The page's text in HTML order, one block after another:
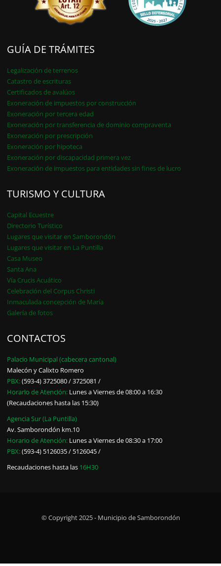
GUÍA DE TRÁMITES
Legalización de terrenos
Catastro de escrituras
Certificados de avalúos
Exoneración de impuestos por construcción
Exoneración por tercera edad
Exoneración por transferencia de dominio compraventa
Exoneración por prescripción
Exoneración por hipoteca
Exoneración por discapacidad primera vez
Exoneración de impuestos para entidades sin fines de lucro
TURISMO Y CULTURA
Capital Ecuestre
Directorio Turístico
Lugares que visitar en Samborondón
Lugares que visitar en La Puntilla
Casa Museo
Santa Ana
Vía Crucis Acuático
Celebración del Corpus Christi
Inmaculada concepción de María
Galería de fotos
CONTACTOS
Palacio Municipal (cabecera cantonal)
Malecón y Calixto Romero
PBX:(593-4) 3725080 / 3725081 /
Horario de Atención: Lunes a Viernes de 08:00 a 16:30
(Recaudaciones hasta las 15:30)
Agencia Sur (La Puntilla)
Av. Samborondón km.10
Horario de Atención: Lunes a Viernes de 08:30 a 17:00
PBX:(593-4) 5126035 / 5126045 /
Recaudaciones hasta las 16H30
© Copyright 2025 - Municipio de Samborondón